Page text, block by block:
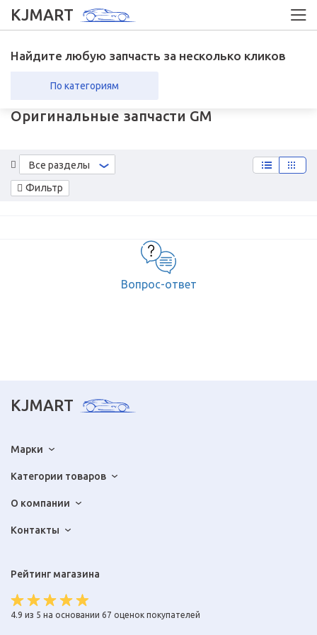
KJMART
Найдите любую запчасть за несколько кликов
По категориям
Оригинальные запчасти GM
Фильтр
Все разделы
Вопрос-ответ
KJMART
Марки
Категории товаров
О компании
Контакты
Рейтинг магазина
4.9 из 5 на основании 67 оценок покупателей